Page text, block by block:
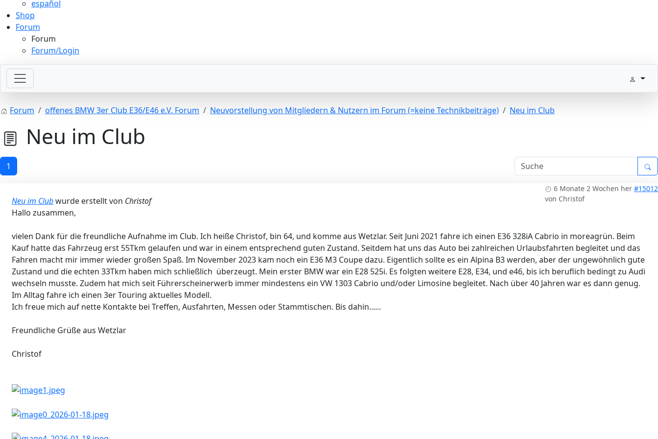
español
Shop
Forum
Forum
Forum/Login
Forum offenes BMW 3er Club E36/E46 e.V. Forum Neuvorstellung von Mitgliedern & Nutzern im Forum (=keine Technikbeiträge) Neu im Club
Neu im Club
1
6 Monate 2 Wochen her #15012
von Christof
Neu im Clubwurde erstellt von Christof
Hallo zusammen,
vielen Dank für die freundliche Aufnahme im Club. Ich heiße Christof, bin 64, und komme aus Wetzlar. Seit Juni 2021 fahre ich einen E36 328iA Cabrio in moreagrün. Beim
Kauf hatte das Fahrzeug erst 55Tkm gelaufen und war in einem entsprechend guten Zustand. Seitdem hat uns das Auto bei zahlreichen Urlaubsfahrten begleitet und das
Fahren macht mir immer wieder großen Spaß. Im November 2023 kam noch ein E36 M3 Coupe dazu. Eigentlich sollte es ein Alpina B3 werden, aber der ungewöhnlich gute
Zustand und die echten 33Tkm haben mich schließlich überzeugt. Mein erster BMW war ein E28 525i. Es folgten weitere E28, E34, und e46, bis ich beruflich bedingt zu Audi
wechseln musste. Zudem hat mich seit Führerscheinerwerb immer mindestens ein VW 1303 Cabrio und/oder Limosine begleitet. Nach über 40 Jahren war es dann genug.
Im Alltag fahre ich einen 3er Touring aktuelles Modell.
Ich freue mich auf nette Kontakte bei Treffen, Ausfahrten, Messen oder Stammtischen. Bis dahin......
Freundliche Grüße aus Wetzlar
Christof